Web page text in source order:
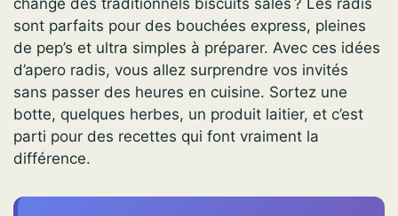
change des traditionnels biscuits salés ? Les radis
sont parfaits pour des bouchées express, pleines
de pep’s et ultra simples à préparer. Avec ces idées
d’apero radis, vous allez surprendre vos invités
sans passer des heures en cuisine. Sortez une
botte, quelques herbes, un produit laitier, et c’est
parti pour des recettes qui font vraiment la
différence.